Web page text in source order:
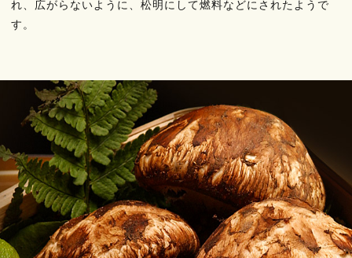
れ、広がらないように、松明にして燃料などにされたようで
す。